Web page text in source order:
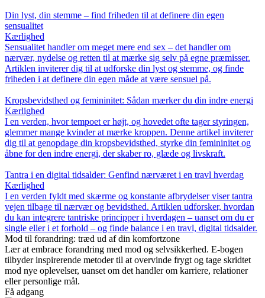
Din lyst, din stemme – find friheden til at definere din egen
sensualitet
Kærlighed
Sensualitet handler om meget mere end sex – det handler om
nærvær, nydelse og retten til at mærke sig selv på egne præmisser.
Artiklen inviterer dig til at udforske din lyst og stemme, og finde
friheden i at definere din egen måde at være sensuel på.
Kropsbevidsthed og femininitet: Sådan mærker du din indre energi
Kærlighed
I en verden, hvor tempoet er højt, og hovedet ofte tager styringen,
glemmer mange kvinder at mærke kroppen. Denne artikel inviterer
dig til at genopdage din kropsbevidsthed, styrke din femininitet og
åbne for den indre energi, der skaber ro, glæde og livskraft.
Tantra i en digital tidsalder: Genfind nærværet i en travl hverdag
Kærlighed
I en verden fyldt med skærme og konstante afbrydelser viser tantra
vejen tilbage til nærvær og bevidsthed. Artiklen udforsker, hvordan
du kan integrere tantriske principper i hverdagen – uanset om du er
single eller i et forhold – og finde balance i en travl, digital tidsalder.
Mod til forandring: træd ud af din komfortzone
Lær at embrace forandring med mod og selvsikkerhed. E-bogen
tilbyder inspirerende metoder til at overvinde frygt og tage skridtet
mod nye oplevelser, uanset om det handler om karriere, relationer
eller personlige mål.
Få adgang